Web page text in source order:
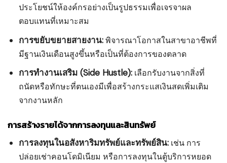
ประโยชน์ให้องค์กรอย่างเป็นรูปธรรมเพื่อเจรจาผล
ตอบแทนที่เหมาะสม
การขยับขยายสายงาน:พิจารณาโอกาสในสาขาอาชีพที่
มีฐานเงินเดือนสูงขึ้นหรือเป็นที่ต้องการของตลาด
การทำงานเสริม (Side Hustle): เลือกรับงานจากสิ่งที่
ถนัดหรือทักษะที่ตนเองมีเพื่อสร้างกระแสเงินสดเพิ่มเติม
จากงานหลัก
การสร้างรายได้จากการลงทุนและสินทรัพย์
การลงทุนในอสังหาริมทรัพย์และทรัพย์สิน: เช่น การ
ปล่อยเช่าคอนโดมิเนียม หรือการลงทุนในตู้บริการหยอด